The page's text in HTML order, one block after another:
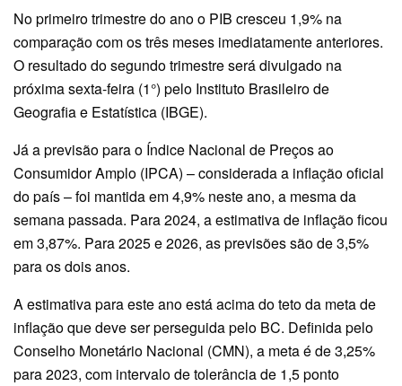
No primeiro trimestre do ano o PIB cresceu 1,9% na
comparação com os três meses imediatamente anteriores.
O resultado do segundo trimestre será divulgado na
próxima sexta-feira (1°) pelo Instituto Brasileiro de
Geografia e Estatística (IBGE).
Já a previsão para o Índice Nacional de Preços ao
Consumidor Amplo (IPCA) – considerada a inflação oficial
do país – foi mantida em 4,9% neste ano, a mesma da
semana passada. Para 2024, a estimativa de inflação ficou
em 3,87%. Para 2025 e 2026, as previsões são de 3,5%
para os dois anos.
A estimativa para este ano está acima do teto da meta de
inflação que deve ser perseguida pelo BC. Definida pelo
Conselho Monetário Nacional (CMN), a meta é de 3,25%
para 2023, com intervalo de tolerância de 1,5 ponto